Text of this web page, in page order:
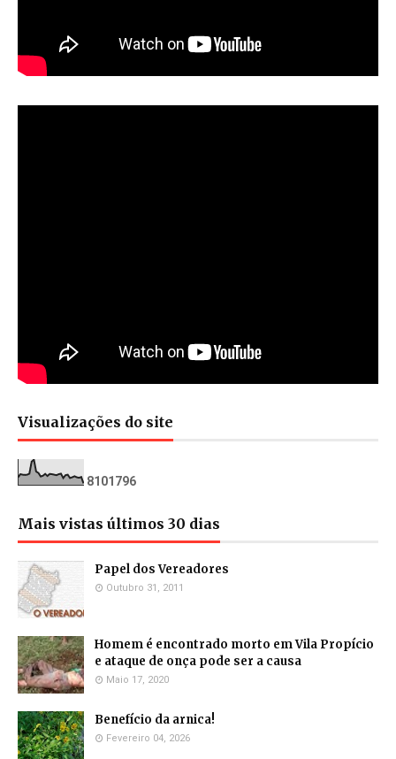
Visualizações do site
81 01 796
Mais vistas últimos 30 dias
Papel dos Vereadores
Outubro 31, 2011
Homem é encontrado morto em Vila Propício
e ataque de onça pode ser a causa
Maio 17, 2020
Benefício da arnica!
Fevereiro 04, 2026